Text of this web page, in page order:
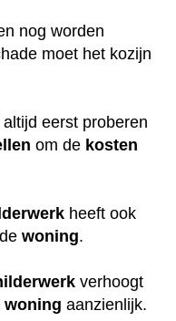
nog worden
moet het kozijn
eerst proberen
om de kosten
heeft ook
woning.
verhoogt
woning aanzienlijk.